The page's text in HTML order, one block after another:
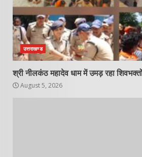
उत्तराखण्ड
श्री नीलकंठ महादेव धाम में उमड़ रहा
August 5, 2026